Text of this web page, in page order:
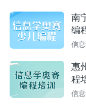
南
编
信
惠
程
信